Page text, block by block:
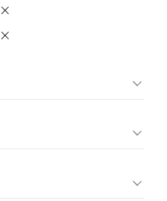
×
×